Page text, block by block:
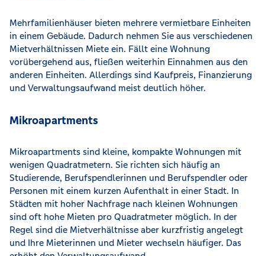
Mehrfamilienhäuser bieten mehrere vermietbare Einheiten
in einem Gebäude. Dadurch nehmen Sie aus verschiedenen
Mietverhältnissen Miete ein. Fällt eine Wohnung
vorübergehend aus, fließen weiterhin Einnahmen aus den
anderen Einheiten. Allerdings sind Kaufpreis, Finanzierung
und Verwaltungsaufwand meist deutlich höher.
Mikroapartments
Mikroapartments sind kleine, kompakte Wohnungen mit
wenigen Quadratmetern. Sie richten sich häufig an
Studierende, Berufspendlerinnen und Berufspendler oder
Personen mit einem kurzen Aufenthalt in einer Stadt. In
Städten mit hoher Nachfrage nach kleinen Wohnungen
sind oft hohe Mieten pro Quadratmeter möglich. In der
Regel sind die Mietverhältnisse aber kurzfristig angelegt
und Ihre Mieterinnen und Mieter wechseln häufiger. Das